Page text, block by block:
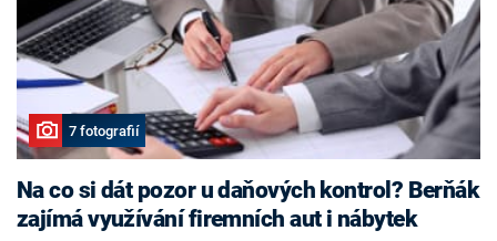
7 fotografií
Na co si dát pozor u daňových kontrol? Berňák
zajímá využívání firemních aut i nábytek